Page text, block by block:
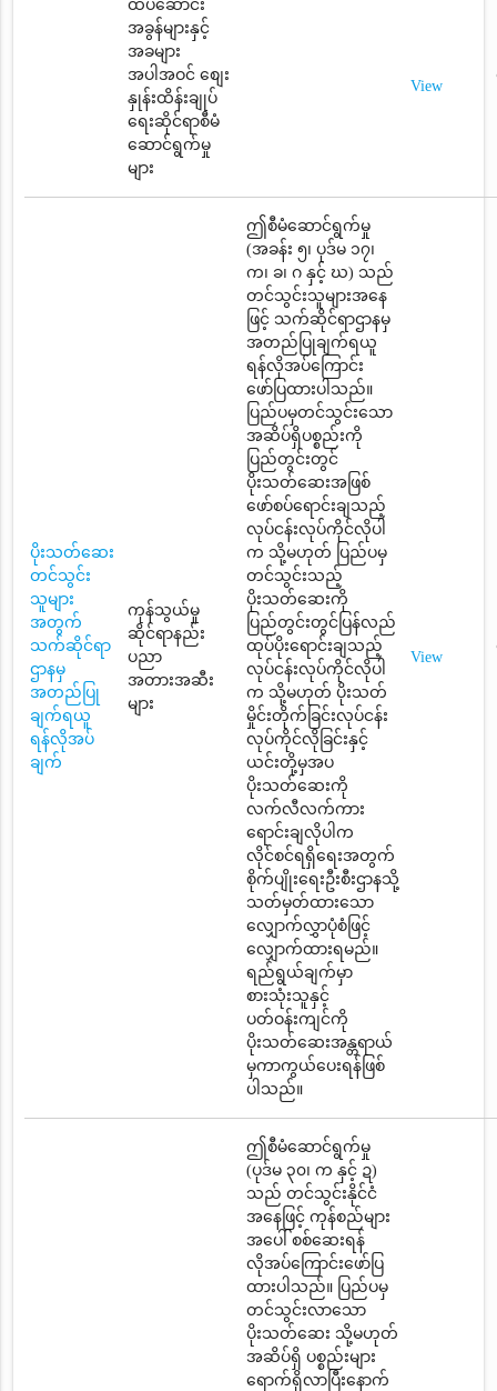
ထပ်ဆောင်း
အခွန်များနှင့်
အခများ
အပါအဝင် စျေး
နှုန်းထိန်းချုပ်
ရေးဆိုင်ရာစီမံ
ဆောင်ရွက်မှု
များ
View
ပိုးသတ်ဆေး
တင်သွင်း
သူများ
အတွက်
သက်ဆိုင်ရာ
ဌာနမှ
အတည်ပြု
ချက်ရယူ
ရန်လိုအပ်
ချက်
ကုန်သွယ်မှု
ဆိုင်ရာနည်း
ပညာ
အတားအဆီး
များ
ဤစီမံဆောင်ရွက်မှု
(အခန်း ၅၊ ပုဒ်မ ၁၇၊
က၊ ခ၊ ဂ နှင့် ဃ) သည်
တင်သွင်းသူများအနေ
ဖြင့် သက်ဆိုင်ရာဌာနမှ
အတည်ပြုချက်ရယူ
ရန်လိုအပ်ကြောင်း
ဖော်ပြထားပါသည်။
ပြည်ပမှတင်သွင်းသော
အဆိပ်ရှိပစ္စည်းကို
ပြည်တွင်းတွင်
ပိုးသတ်ဆေးအဖြစ်
ဖော်စပ်ရောင်းချသည့်
လုပ်ငန်းလုပ်ကိုင်လိုပါ
က သို့မဟုတ် ပြည်ပမှ
တင်သွင်းသည့်
ပိုးသတ်ဆေးကို
ပြည်တွင်းတွင်ပြန်လည်
ထုပ်ပိုးရောင်းချသည့်
လုပ်ငန်းလုပ်ကိုင်လိုပါ
က သို့မဟုတ် ပိုးသတ်
မှိုင်းတိုက်ခြင်းလုပ်ငန်း
လုပ်ကိုင်လိုခြင်းနှင့်
ယင်းတို့မှအပ
ပိုးသတ်ဆေးကို
လက်လီလက်ကား
ရောင်းချလိုပါက
လိုင်စင်ရရှိရေးအတွက်
စိုက်ပျိုးရေးဦးစီးဌာနသို့
သတ်မှတ်ထားသော
လျှောက်လွှာပုံစံဖြင့်
လျှောက်ထားရမည်။
ရည်ရွယ်ချက်မှာ
စားသုံးသူနှင့်
ပတ်ဝန်းကျင်ကို
ပိုးသတ်ဆေးအန္တရာယ်
မှကာကွယ်ပေးရန်ဖြစ်
ပါသည်။
View
ဤစီမံဆောင်ရွက်မှု
(ပုဒ်မ ၃၀၊ က နှင့် ဍ)
သည် တင်သွင်းနိုင်ငံ
အနေဖြင့် ကုန်စည်များ
အပေါ် စစ်ဆေးရန်
လိုအပ်ကြောင်းဖော်ပြ
ထားပါသည်။ ပြည်ပမှ
တင်သွင်းလာသော
ပိုးသတ်ဆေး သို့မဟုတ်
အဆိပ်ရှိ ပစ္စည်းများ
ရောက်ရှိလာပြီးနောက်